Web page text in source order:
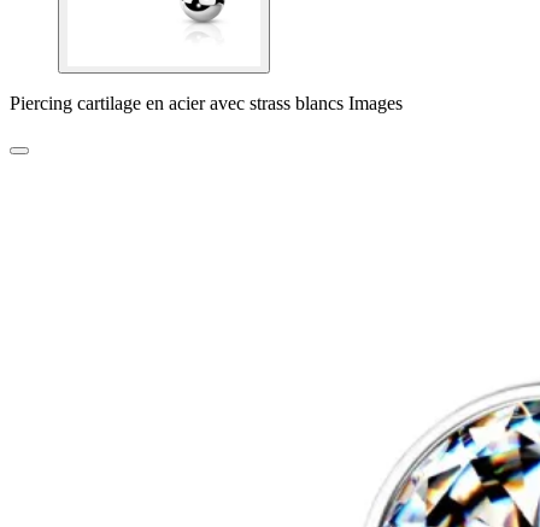
Piercing cartilage en acier avec strass blancs Images